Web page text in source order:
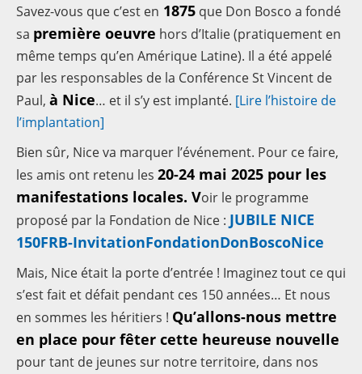
Savez-vous que c’est en 1875 que Don Bosco a fondé
sa première oeuvre hors d’Italie (pratiquement en
même temps qu’en Amérique Latine). Il a été appelé
par les responsables de la Conférence St Vincent de
Paul, à Nice… et il s’y est implanté. [Lire l’histoire de
l’implantation]
Bien sûr, Nice va marquer l’événement. Pour ce faire,
les amis ont retenu les 20-24 mai 2025 pour les
manifestations locales. Voir le programme
proposé par la Fondation de Nice : JUBILE NICE
150FRB-InvitationFondationDonBoscoNice
Mais, Nice était la porte d’entrée ! Imaginez tout ce qui
s’est fait et défait pendant ces 150 années… Et nous
en sommes les héritiers ! Qu’allons-nous mettre
en place pour fêter cette heureuse nouvelle
pour tant de jeunes sur notre territoire, dans nos